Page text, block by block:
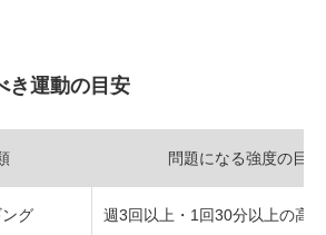
き運動の目安
問題になる強度の目安
グ 週3回以上・1回30分以上の高